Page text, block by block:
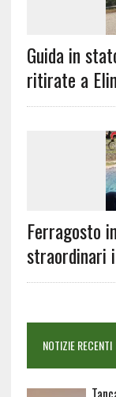
Guida in
ritirate a
Ferragosto
straordinari
NOTIZIE RECENTI